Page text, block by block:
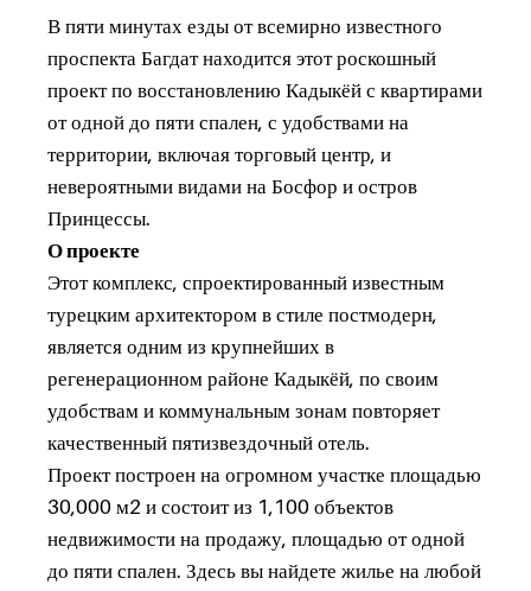
В пяти минутах езды от всемирно известного
проспекта Багдат находится этот роскошный
проект по восстановлению Кадыкёй с квартирами
от одной до пяти спален, с удобствами на
территории, включая торговый центр, и
невероятными видами на Босфор и остров
Принцессы.
О проекте
Этот комплекс, спроектированный известным
турецким архитектором в стиле постмодерн,
является одним из крупнейших в
регенерационном районе Кадыкёй, по своим
удобствам и коммунальным зонам повторяет
качественный пятизвездочный отель.
Проект построен на огромном участке площадью
30,000 м2 и состоит из 1,100 объектов
недвижимости на продажу, площадью от одной
до пяти спален. Здесь вы найдете жилье на любой